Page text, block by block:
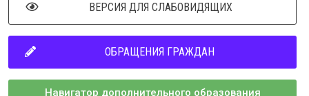
ВЕРСИЯ ДЛЯ СЛАБОВИДЯЩИХ
ОБРАЩЕНИЯ ГРАЖДАН
Навигатор дополнительного образования